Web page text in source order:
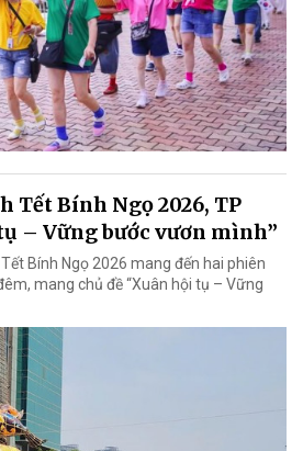
Tết Bính Ngọ 2026, TP
– Vững bước vươn mình”
Bính Ngọ 2026 mang đến hai phiên
mang chủ đề “Xuân hội tụ – Vững